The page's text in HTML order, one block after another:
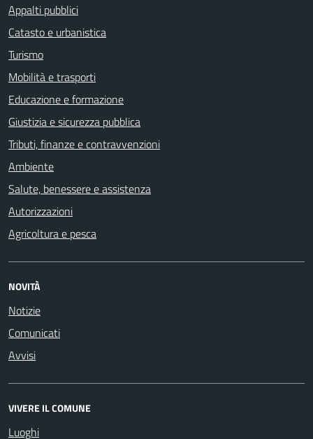
Appalti pubblici
Catasto e urbanistica
Turismo
Mobilità e trasporti
Educazione e formazione
Giustizia e sicurezza pubblica
Tributi, finanze e contravvenzioni
Ambiente
Salute, benessere e assistenza
Autorizzazioni
Agricoltura e pesca
NOVITÀ
Notizie
Comunicati
Avvisi
VIVERE IL COMUNE
Luoghi